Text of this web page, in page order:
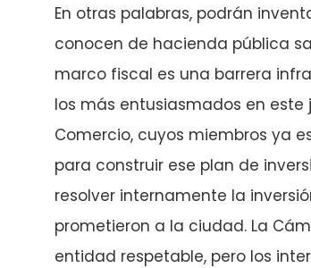
En otras palabras, podrán
conocen de hacienda pública
marco fiscal es una barrera
los más entusiasmados en
Comercio, cuyos miembros ya
para construir ese plan de
resolver internamente la
prometieron a la ciudad. La
entidad respetable, pero los